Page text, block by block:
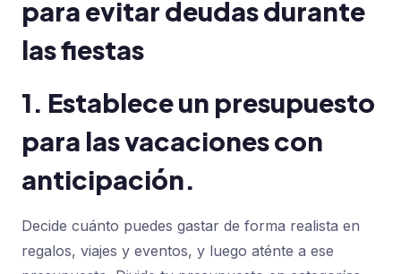
para evitar deudas durante
las fiestas
1. Establece un presupuesto
para las vacaciones con
anticipación.
Decide cuánto puedes gastar de forma realista en
regalos, viajes y eventos, y luego aténte a ese